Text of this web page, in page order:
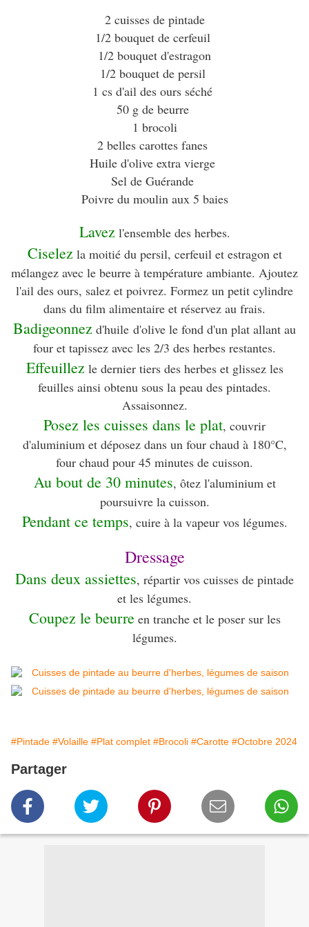
2 cuisses de pintade
1/2 bouquet de cerfeuil
1/2 bouquet d'estragon
1/2 bouquet de persil
1 cs d'ail des ours séché
50 g de beurre
1 brocoli
2 belles carottes fanes
Huile d'olive extra vierge
Sel de Guérande
Poivre du moulin aux 5 baies
Lavezl'ensemble des herbes.
Ciselezla moitié du persil, cerfeuil et estragon et
mélangez avec le beurre à température ambiante. Ajoutez
l'ail des ours, salez et poivrez. Formez un petit cylindre
dans du film alimentaire et réservez au frais.
Badigeonnez d'huile d'olive le fond d'un plat allant au
four et tapissez avec les 2/3 des herbes restantes.
Effeuillezle dernier tiers des herbes et glissez les
feuilles ainsi obtenu sous la peau des pintades.
Assaisonnez.
Posez les cuisses dans le plat, couvrir
d'aluminium et déposez dans un four chaud à 180°C,
four chaud pour 45 minutes de cuisson.
Au bout de 30 minutes, ôtez l'aluminium et
poursuivre la cuisson.
Pendant ce temps, cuire à la vapeur vos légumes.
Dressage
Dans deux assiettes, répartir vos cuisses de pintade
et les légumes.
Coupez le beurreen tranche et le poser sur les
légumes.
#Pintade #Volaille #Plat complet #Brocoli #Carotte #Octobre 2024
Partager